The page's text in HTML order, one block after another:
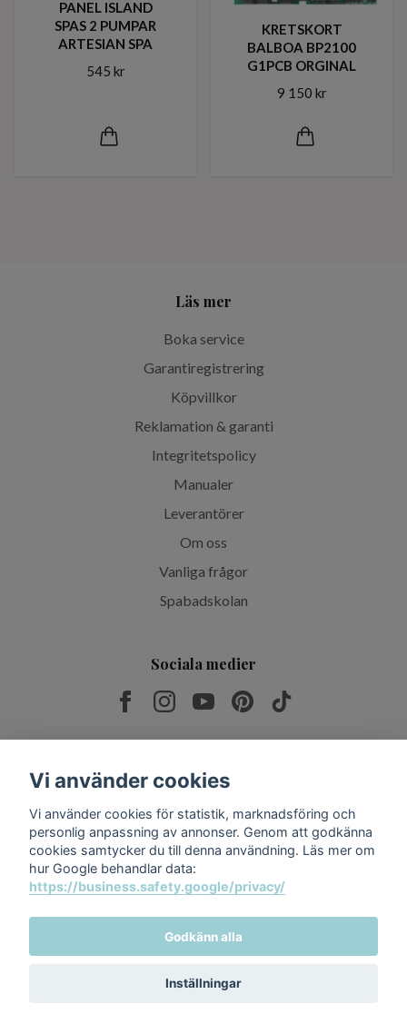
PANEL ISLAND
SPAS 2 PUMPAR
ARTESIAN SPA
545 kr
KRETSKORT
BALBOA BP2100
G1PCB ORGINAL
9 150 kr
Läs mer
Boka service
Garantiregistrering
Köpvillkor
Reklamation & garanti
Integritetspolicy
Manualer
Leverantörer
Om oss
Vanliga frågor
Spabadskolan
Sociala medier
Prenumerera på vårt nyhetsbrev
Prenumerera
© 2026 Relax & Spabad
Vi använder cookies
Vi använder cookies för statistik, marknadsföring och
personlig anpassning av annonser. Genom att godkänna
cookies samtycker du till denna användning. Läs mer om
hur Google behandlar data:
https://business.safety.google/privacy/
Godkänn alla
Inställningar